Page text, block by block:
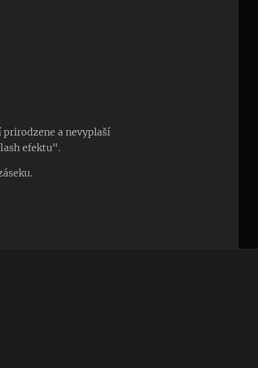
prirodzene a nevyplaší
efektu".